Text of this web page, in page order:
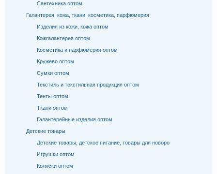
Сантехника оптом
Галантерея, кожа, ткани, косметика, парфюмерия
Изделия из кожи, кожа оптом
Кожгалантерея оптом
Косметика и парфюмерия оптом
Кружево оптом
Сумки оптом
Текстиль и текстильная продукция оптом
Тенты оптом
Ткани оптом
Галантерейные изделия оптом
Детские товары
Детские товары, детское питание, товары для новоро
Игрушки оптом
Коляски оптом